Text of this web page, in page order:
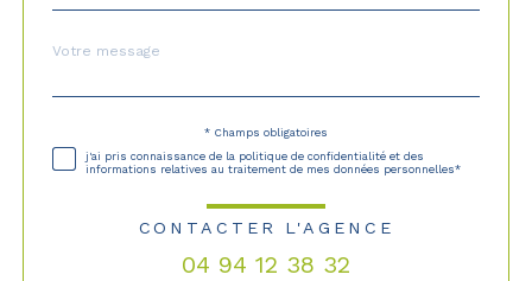
Fieldset
Message
*
* Champs obligatoires
j'ai pris connaissance de la politique de confidentialité et des
informations relatives au traitement de mes données personnelles*
CONTACTER L'AGENCE
04 94 12 38 32